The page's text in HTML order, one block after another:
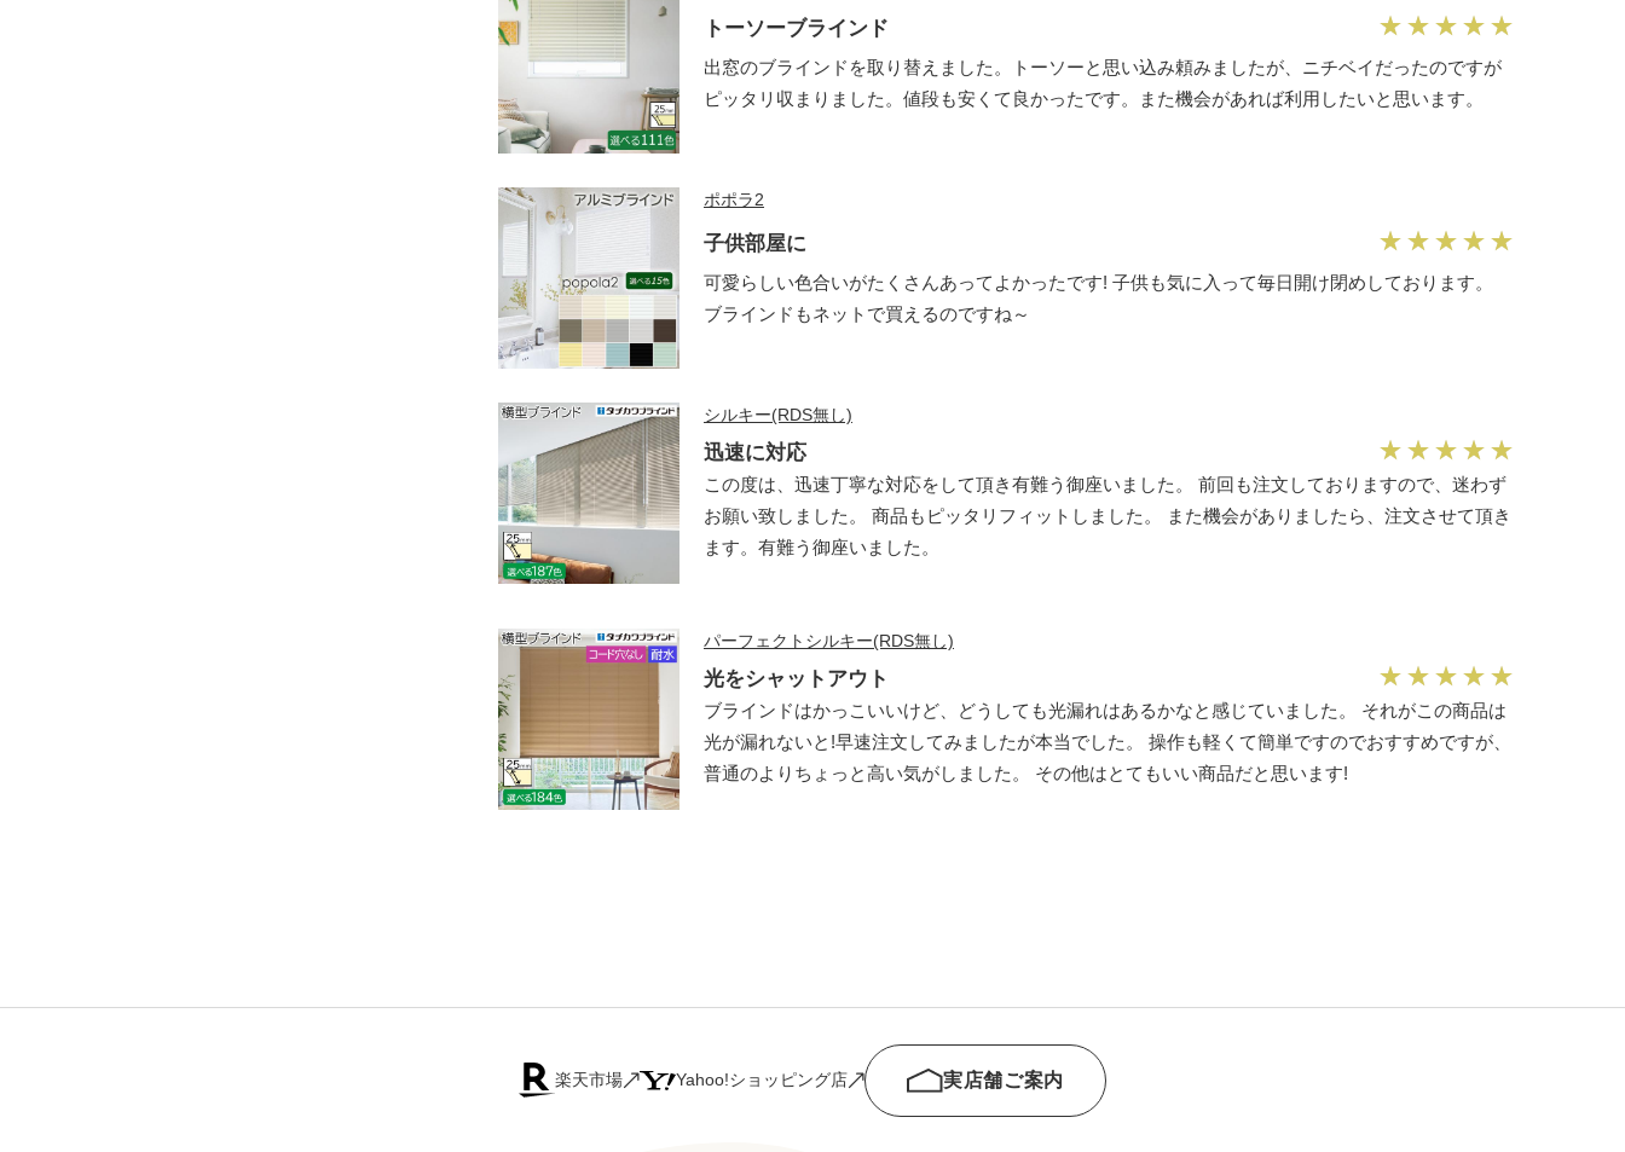
トーソーブラインド
出窓のブラインドを取り替えました。トーソーと思い込み頼みましたが、ニチベイだったのですが
ピッタリ収まりました。値段も安くて良かったです。また機会があれば利用したいと思います。
ポポラ2
子供部屋に
可愛らしい色合いがたくさんあってよかったです! 子供も気に入って毎日開け閉めしております。
ブラインドもネットで買えるのですね～
シルキー(RDS無し)
迅速に対応
この度は、迅速丁寧な対応をして頂き有難う御座いました。 前回も注文しておりますので、迷わず
お願い致しました。 商品もピッタリフィットしました。 また機会がありましたら、注文させて頂き
ます。有難う御座いました。
パーフェクトシルキー(RDS無し)
光をシャットアウト
ブラインドはかっこいいけど、どうしても光漏れはあるかなと感じていました。 それがこの商品は
光が漏れないと!早速注文してみましたが本当でした。 操作も軽くて簡単ですのでおすすめですが、
普通のよりちょっと高い気がしました。 その他はとてもいい商品だと思います!
楽天市場 Yahoo!ショッピング店 実店舗ご案内